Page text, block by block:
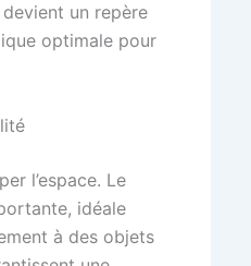
un repère
optimale pour
l’espace. Le
idéale
à des objets